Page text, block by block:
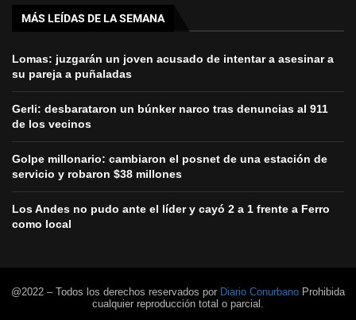
MÁS LEÍDAS DE LA SEMANA
Lomas: juzgarán un joven acusado de intentar a asesinar a
su pareja a puñaladas
Gerli: desbarataron un búnker narco tras denuncias al 911
de los vecinos
Golpe millonario: cambiaron el posnet de una estación de
servicio y robaron $38 millones
Los Andes no pudo ante el líder y cayó 2 a 1 frente a Ferro
como local
@2022 – Todos los derechos reservados por Diario Conurbano Prohibida
cualquier reproducción total o parcial.